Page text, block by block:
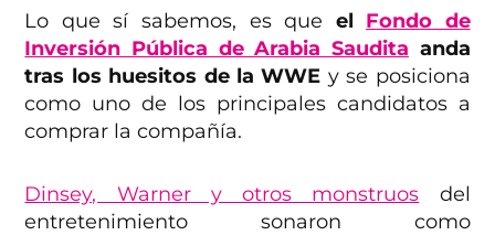
Lo que sí sabemos, es que el Fondo de
Inversión Pública de Arabia Saudita anda
tras los huesitos de la WWE y se posiciona
como uno de los principales candidatos a
comprar la compañía.
Dinsey, Warner y otros monstruos del
entretenimiento sonaron como